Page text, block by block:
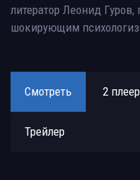
литератор Леонид
шокирующим
Смотреть 2 плеер
Трейлер